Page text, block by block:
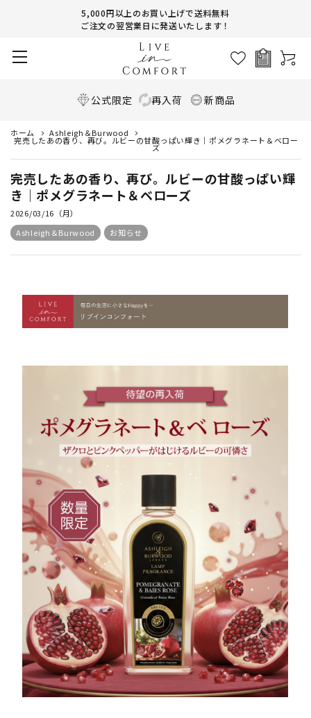
5,000円以上のお買い上げで送料無料
ご注文の翌営業日に発送いたします！
公式限定 再入荷 新商品
ホーム Ashleigh＆Burwood
完売したあの香り、再び。ルビーの甘酸っぱい輝き｜ポメグラネート＆ベロー
ズ
完売したあの香り、再び。ルビーの甘酸っぱい輝
き｜ポメグラネート＆ベローズ
2026/03/16（月）
Ashleigh＆Burwood
お知らせ